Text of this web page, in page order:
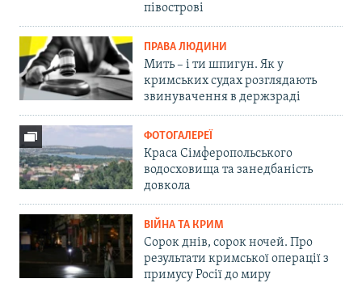
півострові
ПРАВА ЛЮДИНИ
Мить – і ти шпигун. Як у
кримських судах розглядають
звинувачення в держзраді
ФОТОГАЛЕРЕЇ
Краса Сімферопольського
водосховища та занедбаність
довкола
ВІЙНА ТА КРИМ
Сорок днів, сорок ночей. Про
результати кримської операції з
примусу Росії до миру